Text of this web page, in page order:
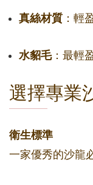
真絲材質 ：輕
水貂毛：最輕
選擇專業
衛生標準
一家優秀的沙龍